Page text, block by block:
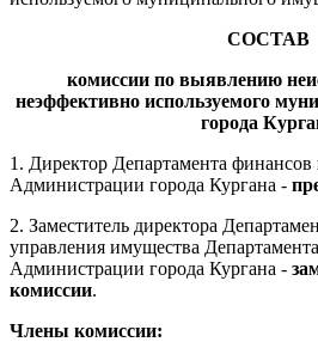
СОСТАВ
комиссии по выявлению
неэффективно используемого
города
1. Директор Департамента
Администрации города Кургана -
2. Заместитель директора
управления имущества
Администрации города Кургана -
комиссии.
Члены комиссии: